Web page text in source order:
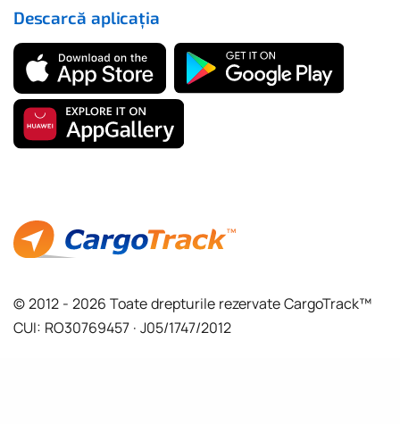
© 2012 - 2026 Toate drepturile rezervate CargoTrack™
CUI: RO30769457 · J05/1747/2012
Descarcă aplicația